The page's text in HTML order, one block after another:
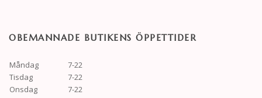
OBEMANNADE BUTIKENS ÖPPETTIDER
Måndag
7-22
Tisdag
7-22
Onsdag
7-22